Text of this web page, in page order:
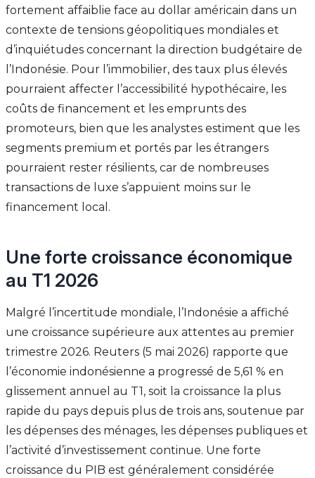
fortement affaiblie face au dollar américain dans un
contexte de tensions géopolitiques mondiales et
d’inquiétudes concernant la direction budgétaire de
l’Indonésie. Pour l’immobilier, des taux plus élevés
pourraient affecter l’accessibilité hypothécaire, les
coûts de financement et les emprunts des
promoteurs, bien que les analystes estiment que les
segments premium et portés par les étrangers
pourraient rester résilients, car de nombreuses
transactions de luxe s’appuient moins sur le
financement local.
Une forte croissance économique
au T1 2026
Malgré l’incertitude mondiale, l’Indonésie a affiché
une croissance supérieure aux attentes au premier
trimestre 2026. Reuters (5 mai 2026) rapporte que
l’économie indonésienne a progressé de 5,61 % en
glissement annuel au T1, soit la croissance la plus
rapide du pays depuis plus de trois ans, soutenue par
les dépenses des ménages, les dépenses publiques et
l’activité d’investissement continue. Une forte
croissance du PIB est généralement considérée